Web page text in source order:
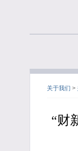
关于我们 >
“财